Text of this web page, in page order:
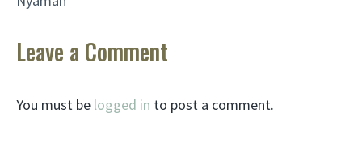
Leave a Comment
You must be logged in to post a comment.